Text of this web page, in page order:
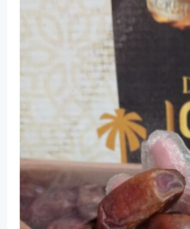
Umroh:
Manis
dan
Tahan
Lama